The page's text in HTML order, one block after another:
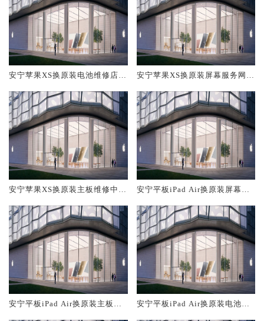
安宁苹果XS换原装电池维修店大
安宁苹果XS换原装屏幕服务网点
安宁苹果XS换原装主板维修中心
安宁平板iPad Air换原装屏幕服
安宁平板iPad Air换原装主板维
安宁平板iPad Air换原装电池维